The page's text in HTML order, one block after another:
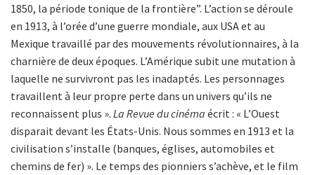
1850, la période tonique de la frontière”. L’action se déroule
en 1913, à l’orée d’une guerre mondiale, aux USA et au
Mexique travaillé par des mouvements révolutionnaires, à la
charnière de deux époques. L’Amérique subit une mutation à
laquelle ne survivront pas les inadaptés. Les personnages
travaillent à leur propre perte dans un univers qu’ils ne
reconnaissent plus ». La Revue du cinéma écrit : « L’Ouest
disparait devant les États-Unis. Nous sommes en 1913 et la
civilisation s’installe (banques, églises, automobiles et
chemins de fer) ». Le temps des pionniers s’achève, et le film